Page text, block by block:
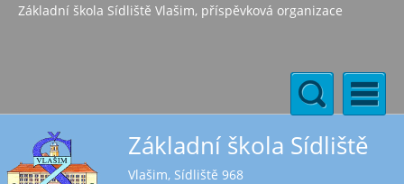
Základní škola Sídliště Vlašim, příspěvková organizace
Základní škola Sídliště
Vlašim, Sídliště 968